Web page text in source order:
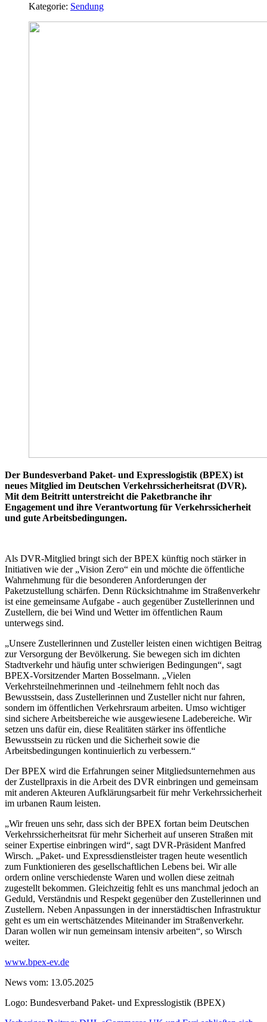
Kategorie: Sendung
Der Bundesverband Paket- und Expresslogistik (BPEX) ist
neues Mitglied im Deutschen Verkehrssicherheitsrat (DVR).
Mit dem Beitritt unterstreicht die Paketbranche ihr
Engagement und ihre Verantwortung für Verkehrssicherheit
und gute Arbeitsbedingungen.
Als DVR-Mitglied bringt sich der BPEX künftig noch stärker in
Initiativen wie der „Vision Zero“ ein und möchte die öffentliche
Wahrnehmung für die besonderen Anforderungen der
Paketzustellung schärfen. Denn Rücksichtnahme im Straßenverkehr
ist eine gemeinsame Aufgabe - auch gegenüber Zustellerinnen und
Zustellern, die bei Wind und Wetter im öffentlichen Raum
unterwegs sind.
„Unsere Zustellerinnen und Zusteller leisten einen wichtigen Beitrag
zur Versorgung der Bevölkerung. Sie bewegen sich im dichten
Stadtverkehr und häufig unter schwierigen Bedingungen“, sagt
BPEX-Vorsitzender Marten Bosselmann. „Vielen
Verkehrsteilnehmerinnen und -teilnehmern fehlt noch das
Bewusstsein, dass Zustellerinnen und Zusteller nicht nur fahren,
sondern im öffentlichen Verkehrsraum arbeiten. Umso wichtiger
sind sichere Arbeitsbereiche wie ausgewiesene Ladebereiche. Wir
setzen uns dafür ein, diese Realitäten stärker ins öffentliche
Bewusstsein zu rücken und die Sicherheit sowie die
Arbeitsbedingungen kontinuierlich zu verbessern.“
Der BPEX wird die Erfahrungen seiner Mitgliedsunternehmen aus
der Zustellpraxis in die Arbeit des DVR einbringen und gemeinsam
mit anderen Akteuren Aufklärungsarbeit für mehr Verkehrssicherheit
im urbanen Raum leisten.
„Wir freuen uns sehr, dass sich der BPEX fortan beim Deutschen
Verkehrssicherheitsrat für mehr Sicherheit auf unseren Straßen mit
seiner Expertise einbringen wird“, sagt DVR-Präsident Manfred
Wirsch. „Paket- und Expressdienstleister tragen heute wesentlich
zum Funktionieren des gesellschaftlichen Lebens bei. Wir alle
ordern online verschiedenste Waren und wollen diese zeitnah
zugestellt bekommen. Gleichzeitig fehlt es uns manchmal jedoch an
Geduld, Verständnis und Respekt gegenüber den Zustellerinnen und
Zustellern. Neben Anpassungen in der innerstädtischen Infrastruktur
geht es um ein wertschätzendes Miteinander im Straßenverkehr.
Daran wollen wir nun gemeinsam intensiv arbeiten“, so Wirsch
weiter.
www.bpex-ev.de
News vom: 13.05.2025
Logo: Bundesverband Paket- und Expresslogistik (BPEX)